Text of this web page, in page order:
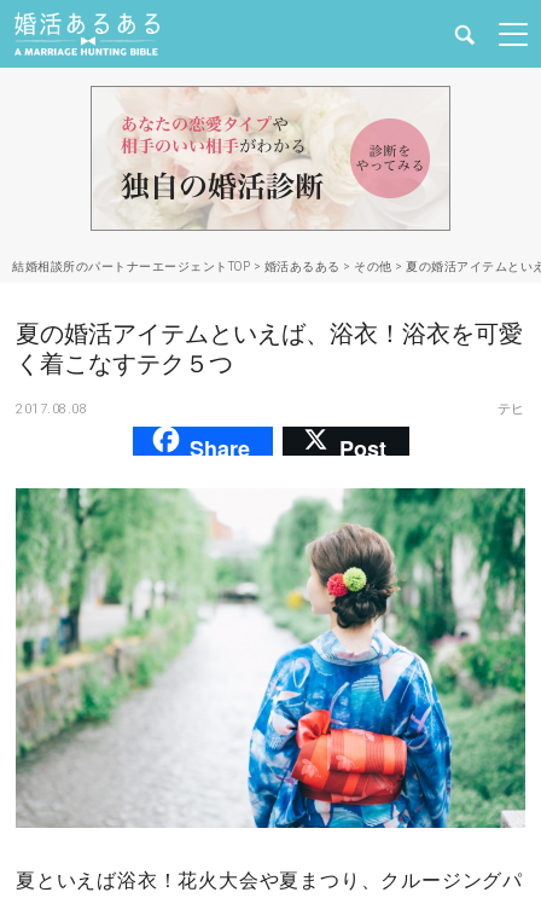
合コン・街コン
マッチングアプリ
あるある
その他
ドキドキ
仕事とキャリア
結婚相談所のパートナーエージェントTOP > 婚活あるある > その他 > 夏の婚活アイテムとい
夏の婚活アイテムといえば、浴衣！浴衣を可愛
く着こなすテク５つ
2017.08.08 テヒ
Share Post
夏といえば浴衣！花火大会や夏まつり、クルージングパ